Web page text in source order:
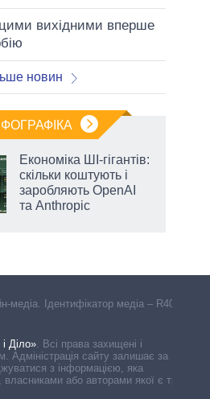
вихідними вперше
новин
Економіка ШІ-гігантів:
скільки коштують і
заробляють OpenAI
та Anthropic
медіа. Ідентифікатор медіа – R40-
Діло» Всі права захищені і
Адміністрація сайту залишає за
з інформацією, яка
власниками або авторами якої є треті